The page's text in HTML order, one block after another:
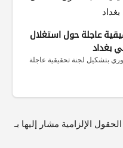
عاجلة حول استغلال
بغداد
بتشكيل لجنة تحقيقية عاجلة
الحقول الإلزامية مشار إليها بـ